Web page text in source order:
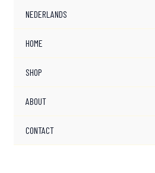
NEDERLANDS
HOME
SHOP
ABOUT
CONTACT